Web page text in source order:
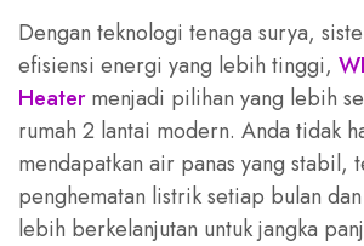
Dengan teknologi tenaga surya,
efisiensi energi yang lebih tinggi,
Heatermenjadi pilihan yang lebih
rumah 2 lantai modern. Anda tidak
mendapatkan air panas yang stabil,
penghematan listrik setiap bulan
lebih berkelanjutan untuk jangka